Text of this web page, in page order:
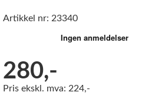
Artikkel nr: 23340
280,-
Pris ekskl. mva: 224,-